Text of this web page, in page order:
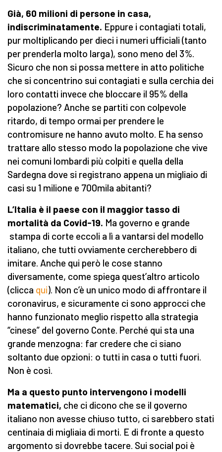
Già, 60 milioni di persone in casa,
indiscriminatamente. Eppure i contagiati totali,
pur moltiplicando per dieci i numeri ufficiali (tanto
per prenderla molto larga), sono meno del 3%.
Sicuro che non si possa mettere in atto politiche
che si concentrino sui contagiati e sulla cerchia dei
loro contatti invece che bloccare il 95% della
popolazione? Anche se partiti con colpevole
ritardo, di tempo ormai per prendere le
contromisure ne hanno avuto molto. E ha senso
trattare allo stesso modo la popolazione che vive
nei comuni lombardi più colpiti e quella della
Sardegna dove si registrano appena un migliaio di
casi su 1 milione e 700mila abitanti?
L’Italia è il paese con il maggior tasso di
mortalità da Covid-19. Ma governo e grande
stampa di corte eccoli a lì a vantarsi del modello
italiano, che tutti ovviamente cercherebbero di
imitare. Anche qui però le cose stanno
diversamente, come spiega quest’altro articolo
(clicca qui). Non c’è un unico modo di affrontare il
coronavirus, e sicuramente ci sono approcci che
hanno funzionato meglio rispetto alla strategia
“cinese” del governo Conte. Perché qui sta una
grande menzogna: far credere che ci siano
soltanto due opzioni: o tutti in casa o tutti fuori.
Non è così.
Ma a questo punto intervengono i modelli
matematici, che ci dicono che se il governo
italiano non avesse chiuso tutto, ci sarebbero stati
centinaia di migliaia di morti. E di fronte a questo
argomento si dovrebbe tacere. Sui social poi è